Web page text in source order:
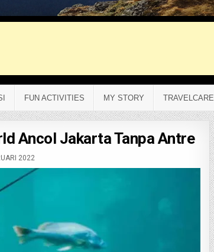
FUN ACTIVITIES MY STORY TRAVELCARE
Ancol Jakarta Tanpa Antre
2022